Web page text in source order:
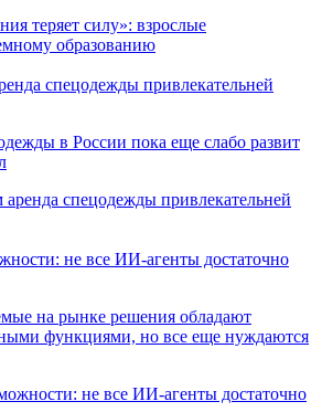
спецодежды привлекательней
в России пока еще слабо развит
не все ИИ-агенты достаточно
на рынке решения обладают
функциями, но все еще нуждаются